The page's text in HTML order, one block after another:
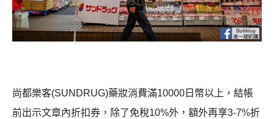
尚都樂客(SUNDRUG)藥妝消費滿10000日幣以上，結帳
前出示文章內折扣券，除了免稅10%外，額外再享3-7%折